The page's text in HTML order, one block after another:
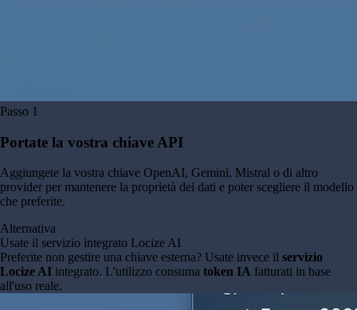
Passo 1
Portate la vostra chiave API
Aggiungete la vostra chiave OpenAI, Gemini, Mistral o di altro
provider per mantenere la proprietà dei dati e poter scegliere il modello
che preferite.
Alternativa
Usate il servizio integrato Locize AI
Preferite non gestire una chiave esterna? Usate invece il servizio
Locize AI integrato. L'utilizzo consuma token IA fatturati in base
all'uso reale.